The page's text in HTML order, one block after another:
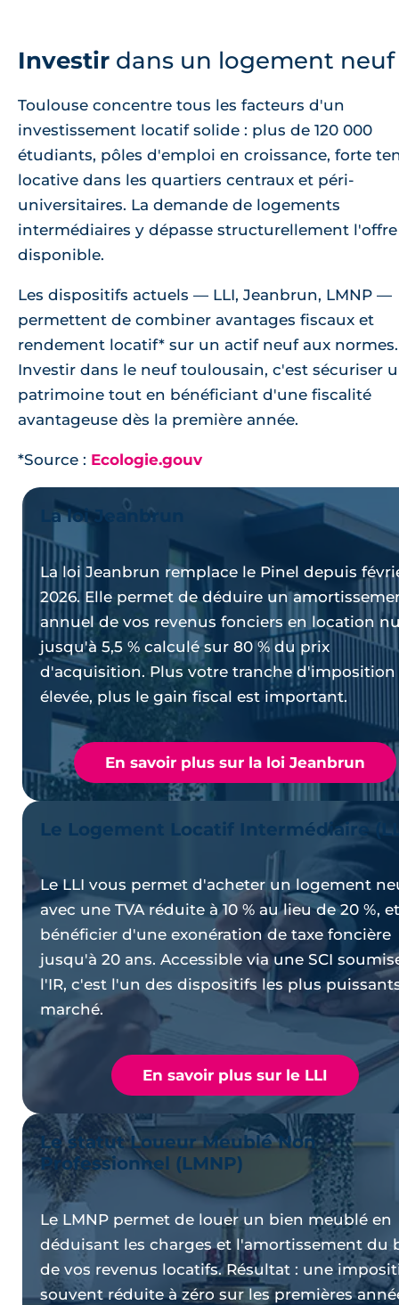
Investir dans un logement neuf
Toulouse concentre tous les facteurs d'un
investissement locatif solide : plus de 120 000
étudiants, pôles d'emploi en croissance, forte
locative dans les quartiers centraux et péri-
universitaires. La demande de logements
intermédiaires y dépasse structurellement l'offre
disponible.
Les dispositifs actuels — LLI, Jeanbrun, LMNP —
permettent de combiner avantages fiscaux et
rendement locatif* sur un actif neuf aux normes.
Investir dans le neuf toulousain, c'est sécuriser
patrimoine tout en bénéficiant d'une fiscalité
avantageuse dès la première année.
*Source : Ecologie.gouv
La loi Jeanbrun
La loi Jeanbrun remplace le Pinel depuis
2026. Elle permet de déduire un
annuel de vos revenus fonciers en location
jusqu'à 5,5 % calculé sur 80 % du prix
d'acquisition. Plus votre tranche d'imposition
élevée, plus le gain fiscal est important.
En savoir plus sur la loi Jeanbrun
Le Logement Locatif Intermédiaire
Le LLI vous permet d'acheter un logement
avec une TVA réduite à 10 % au lieu de 20 %,
bénéficier d'une exonération de taxe foncière
jusqu'à 20 ans. Accessible via une SCI
l'IR, c'est l'un des dispositifs les plus
marché.
En savoir plus sur le LLI
Le statut Loueur Meublé Non
Professionnel (LMNP)
Le LMNP permet de louer un bien meublé en
déduisant les charges et l'amortissement du
de vos revenus locatifs. Résultat : une
souvent réduite à zéro sur les premières